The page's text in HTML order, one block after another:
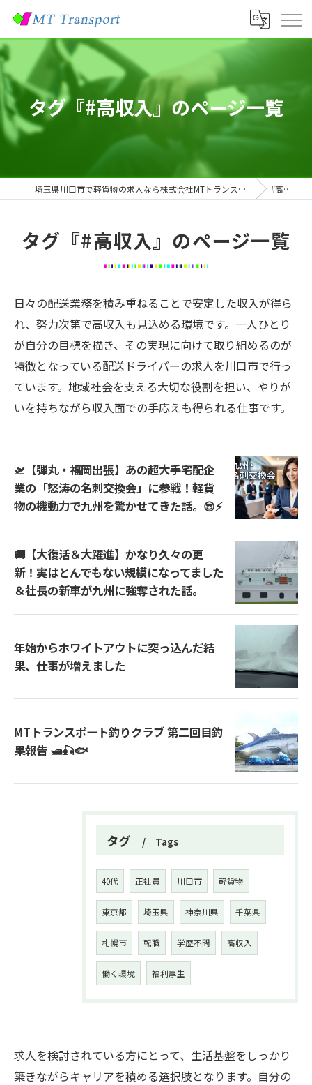
タグ『#高収入』のページ一覧
埼玉県川口市で軽貨物の求人なら株式会社MTトランスポート #高収入
タグ『#高収入』のページ一覧
日々の配送業務を積み重ねることで安定した収入が得ら
れ、努力次第で高収入も見込める環境です。一人ひとり
が自分の目標を描き、その実現に向けて取り組めるのが
特徴となっている配送ドライバーの求人を川口市で行っ
ています。地域社会を支える大切な役割を担い、やりが
いを持ちながら収入面での手応えも得られる仕事です。
🛫【弾丸・福岡出張】あの超大手宅配企
業の「怒涛の名刺交換会」に参戦！軽貨
物の機動力で九州を驚かせてきた話。😎⚡
🚚【大復活＆大躍進】かなり久々の更
新！実はとんでもない規模になってました
＆社長の新車が九州に強奪された話。
年始からホワイトアウトに突っ込んだ結
果、仕事が増えました
MTトランスポート釣りクラブ 第二回目釣
果報告 🛥️🎣🐟
タグ Tags
40代 正社員 川口市 軽貨物
東京都 埼玉県 神奈川県 千葉県
札幌市 転職 学歴不問 高収入
働く環境 福利厚生
求人を検討されている方にとって、生活基盤をしっかり
築きながらキャリアを積める選択肢となります。自分の